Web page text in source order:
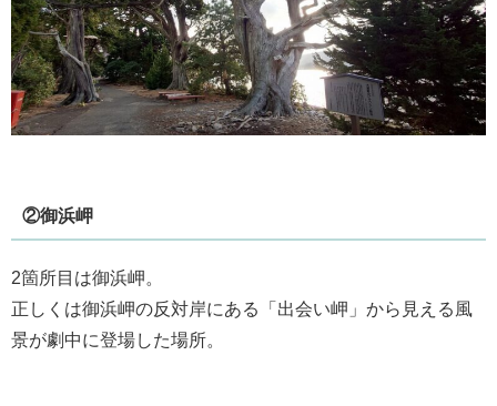
②御浜岬
2箇所目は御浜岬。
正しくは御浜岬の反対岸にある「出会い岬」から見える風
景が劇中に登場した場所。